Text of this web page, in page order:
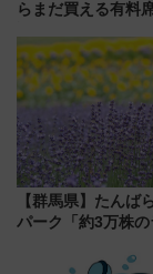
らまだ買える有料
【群馬県】たんば
パーク「約3万株
で都心から約1時間